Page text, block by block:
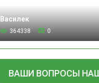
Василек
364338 0
ВАШИ ВОПРОСЫ